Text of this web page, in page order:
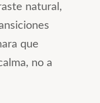
natural,
que
no a